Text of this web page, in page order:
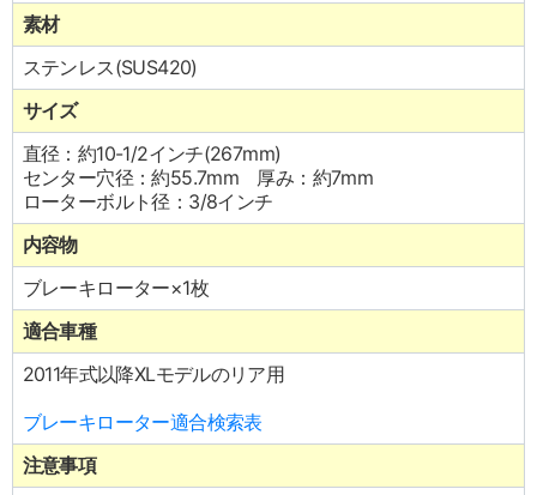
素材
ステンレス(SUS420)
サイズ
直径：約10-1/2インチ(267mm)
センター穴径：約55.7mm 厚み：約7mm
ローターボルト径：3/8インチ
内容物
ブレーキローター×1枚
適合車種
2011年式以降XLモデルのリア用
ブレーキローター適合検索表
注意事項